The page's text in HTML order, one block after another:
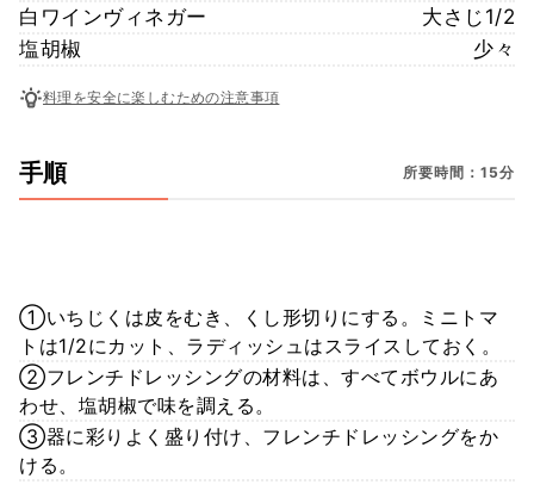
白ワインヴィネガー
大さじ1/2
塩胡椒
少々
料理を安全に楽しむための注意事項
手順 所要時間：15分
①いちじくは皮をむき、くし形切りにする。ミニトマ
トは1/2にカット、ラディッシュはスライスしておく。
②フレンチドレッシングの材料は、すべてボウルにあ
わせ、塩胡椒で味を調える。
③器に彩りよく盛り付け、フレンチドレッシングをか
ける。